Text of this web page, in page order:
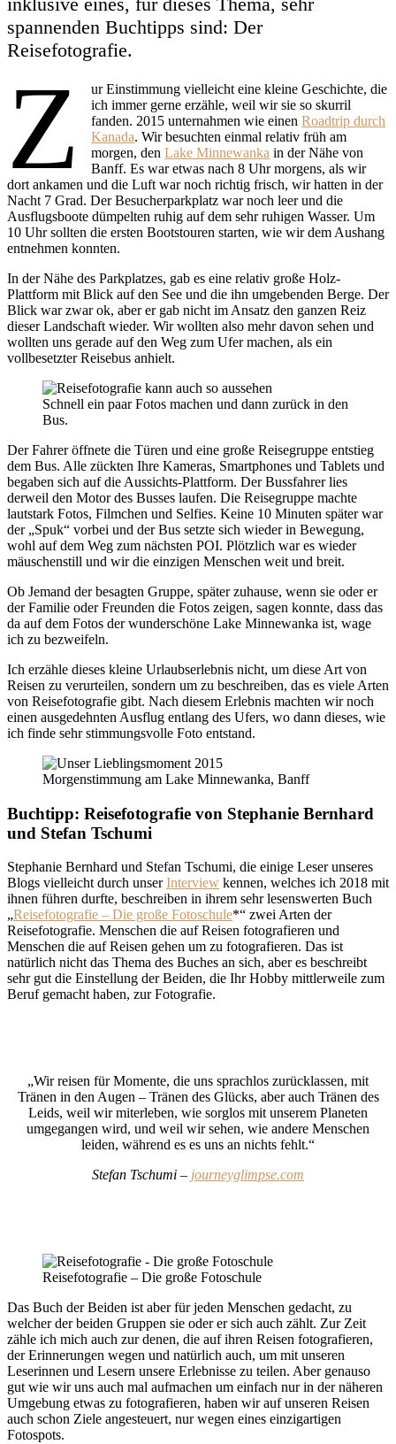
spannenden Buchtipps sind: Der
Reisefotografie.
Z
ur Einstimmung vielleicht eine kleine Geschichte, die
ich immer gerne erzähle, weil wir sie so skurril
fanden. 2015 unternahmen wie einenRoadtrip durch
Kanada. Wir besuchten einmal relativ früh am
morgen, denLake Minnewanka in der Nähe von
Banff. Es war etwas nach 8 Uhr morgens, als wir
dort ankamen und die Luft war noch richtig frisch, wir hatten in der
Nacht 7 Grad. Der Besucherparkplatz war noch leer und die
Ausflugsboote dümpelten ruhig auf dem sehr ruhigen Wasser. Um
10 Uhr sollten die ersten Bootstouren starten, wie wir dem Aushang
entnehmen konnten.
In der Nähe des Parkplatzes, gab es eine relativ große Holz-
Plattform mit Blick auf den See und die ihn umgebenden Berge. Der
Blick war zwar ok, aber er gab nicht im Ansatz den ganzen Reiz
dieser Landschaft wieder. Wir wollten also mehr davon sehen und
wollten uns gerade auf den Weg zum Ufer machen, als ein
vollbesetzter Reisebus anhielt.
Schnell ein paar Fotos machen und dann zurück in den
Bus.
Der Fahrer öffnete die Türen und eine große Reisegruppe entstieg
dem Bus. Alle zückten Ihre Kameras, Smartphones und Tablets und
begaben sich auf die Aussichts-Plattform. Der Bussfahrer lies
derweil den Motor des Busses laufen. Die Reisegruppe machte
lautstark Fotos, Filmchen und Selfies. Keine 10 Minuten später war
der „Spuk“ vorbei und der Bus setzte sich wieder in Bewegung,
wohl auf dem Weg zum nächsten POI. Plötzlich war es wieder
mäuschenstill und wir die einzigen Menschen weit und breit.
Ob Jemand der besagten Gruppe, später zuhause, wenn sie oder er
der Familie oder Freunden die Fotos zeigen, sagen konnte, dass das
da auf dem Fotos der wunderschöne Lake Minnewanka ist, wage
ich zu bezweifeln.
Ich erzähle dieses kleine Urlaubserlebnis nicht, um diese Art von
Reisen zu verurteilen, sondern um zu beschreiben, das es viele Arten
von Reisefotografie gibt. Nach diesem Erlebnis machten wir noch
einen ausgedehnten Ausflug entlang des Ufers, wo dann dieses, wie
ich finde sehr stimmungsvolle Foto entstand.
Morgenstimmung am Lake Minnewanka, Banff
Buchtipp: Reisefotografie von Stephanie Bernhard
und Stefan Tschumi
Stephanie Bernhard und Stefan Tschumi, die einige Leser unseres
Blogs vielleicht durch unserInterview kennen, welches ich 2018 mit
ihnen führen durfte, beschreiben in ihrem sehr lesenswerten Buch
„Reisefotografie – Die große Fotoschule*“ zwei Arten der
Reisefotografie. Menschen die auf Reisen fotografieren und
Menschen die auf Reisen gehen um zu fotografieren. Das ist
natürlich nicht das Thema des Buches an sich, aber es beschreibt
sehr gut die Einstellung der Beiden, die Ihr Hobby mittlerweile zum
Beruf gemacht haben, zur Fotografie.
„Wir reisen für Momente, die uns sprachlos zurücklassen, mit
Tränen in den Augen – Tränen des Glücks, aber auch Tränen des
Leids, weil wir miterleben, wie sorglos mit unserem Planeten
umgegangen wird, und weil wir sehen, wie andere Menschen
leiden, während es es uns an nichts fehlt.“
Stefan Tschumi – journeyglimpse.com
Reisefotografie – Die große Fotoschule
Das Buch der Beiden ist aber für jeden Menschen gedacht, zu
welcher der beiden Gruppen sie oder er sich auch zählt. Zur Zeit
zähle ich mich auch zur denen, die auf ihren Reisen fotografieren,
der Erinnerungen wegen und natürlich auch, um mit unseren
Leserinnen und Lesern unsere Erlebnisse zu teilen. Aber genauso
gut wie wir uns auch mal aufmachen um einfach nur in der näheren
Umgebung etwas zu fotografieren, haben wir auf unseren Reisen
auch schon Ziele angesteuert, nur wegen eines einzigartigen
Fotospots.